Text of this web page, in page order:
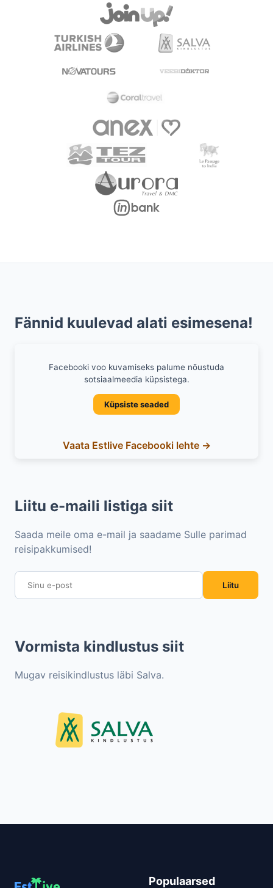
Fännid kuulevad alati esimesena!
Facebooki voo kuvamiseks palume nõustuda
sotsiaalmeedia küpsistega.
Küpsiste seaded
Vaata Estlive Facebooki lehte →
Liitu e-maili listiga siit
Saada meile oma e-mail ja saadame Sulle parimad
reisipakkumised!
Liitu
Vormista kindlustus siit
Mugav reisikindlustus läbi Salva.
Populaarsed